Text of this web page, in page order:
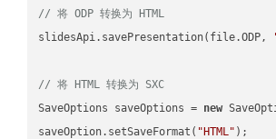
// 将 ODP 转换为 HTML
slidesApi.savePresentation(file.ODP,
// 将 HTML 转换为 SXC
SaveOptions saveOptions = new
saveOption.setSaveFormat( "HTML" );